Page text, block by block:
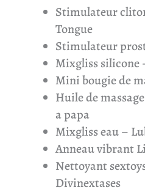
Stimulateur
Tongue
Stimulateur
Mixgliss silicone
Mini bougie de
Huile de
a papa
Mixgliss eau –
Anneau vibrant
Nettoyant
Divinextases